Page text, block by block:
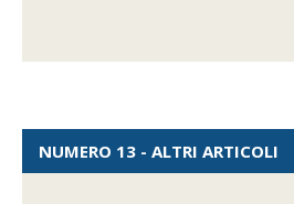
NUMERO 13 - ALTRI ARTICOLI